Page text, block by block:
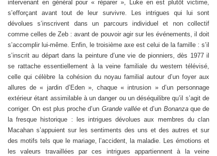
intervenant en général pour « réparer », Luke en est plutôt victime,
s’efforçant avant tout de leur survivre. Les intrigues qui lui sont
dévolues s’inscrivent dans un parcours individuel et non collectif
comme celles de Zeb : avant de pouvoir agir sur les événements, il doit
s’accomplir lui-même. Enfin, le troisième axe est celui de la famille : s’il
s’inscrit au départ dans la peinture d’une vie de pionniers, dès 1977 il
se rattache essentiellement à la veine familiale du western télévisé,
celle qui célèbre la cohésion du noyau familial autour d’un foyer aux
allures de « jardin d’Eden », chaque « intrusion » d’un personnage
extérieur étant assimilable à un danger ou un déséquilibre qu’il s’agit de
corriger. On est plus proche d’un Grande valléeet d’un Bonanzaque de
la fresque historique : les intrigues dévolues aux membres du clan
Macahan s’appuient sur les sentiments des uns et des autres et sur
des motifs tels que le mariage, l’accident, la maladie. Les émotions et
les valeurs travaillées par ces intrigues appartiennent à la veine